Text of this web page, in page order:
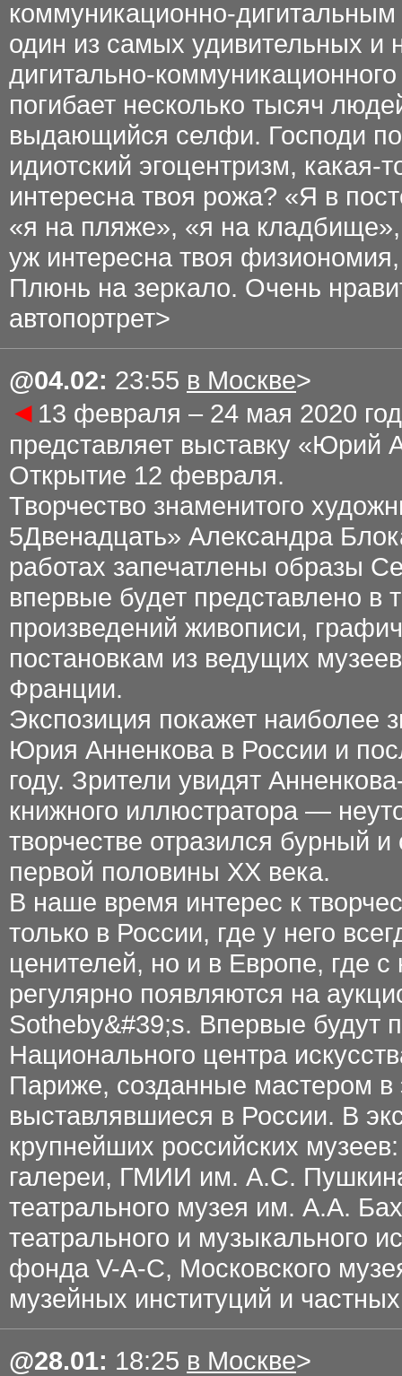
коммуникационно-
один из самых удивительных и
дигитально-
погибает несколько тысяч
выдающийся селфи. Господи
идиотский эгоцентризм,
интересна твоя рожа? «Я в
«я на пляже», «я на
уж интересна твоя
Плюнь на зеркало. Очень
автопортрет>
@04.02: 23:55 в Москве>
◄ 13 февраля – 24 мая 2020
представляет выставку «Юрий
Открытие 12 февраля.
Творчество знаменитого
5Двенадцать» Александра
работах запечатлены образы
впервые будет представлено в
произведений живописи,
постановкам из ведущих
Франции.
Экспозиция покажет наиболее
Юрия Анненкова в России и
году. Зрители увидят
книжного иллюстратора —
творчестве отразился бурный
первой половины XX века.
В наше время интерес к
только в России, где у него
ценителей, но и в Европе, где
регулярно появляются на
Sotheby&#39;s. Впервые будут
Национального центра
Париже, созданные мастером в
выставлявшиеся в России. В
крупнейших российских
галереи, ГМИИ им. А.С.
театрального музея им. А.А.
театрального и музыкального
фонда V-A-C, Московского
музейных институций и
@28.01: 18:25 в Москве>